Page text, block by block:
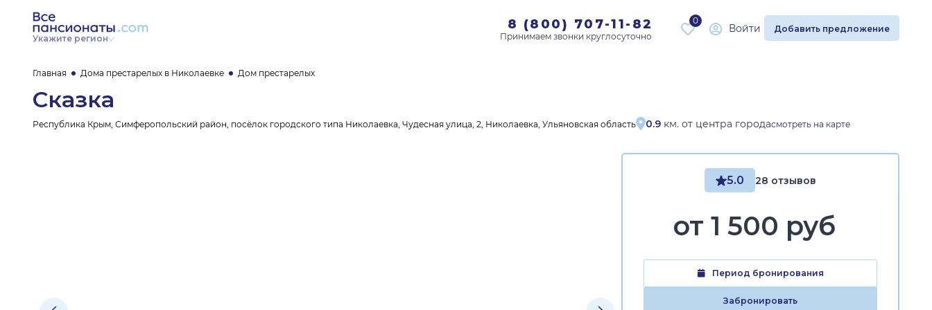
Укажите регион
8 (800) 707-11-82 0
Войти Добавить предложение
Главная Дома престарелых в Николаевке Дом престарелых
Сказка
Республика Крым, Симферопольский район, посёлок городского типа Николаевка, Чудесная улица, 2, Николаевка, Ульяновская область 0.9 км. от центра городасмотреть на карте
5.0 28 отзывов
от 1 500 руб
Период бронирования
Забронировать